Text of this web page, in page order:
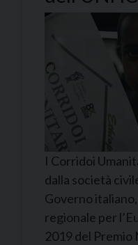
I Corridoi
dalla società
Governo
regionale per
2019 del Premio